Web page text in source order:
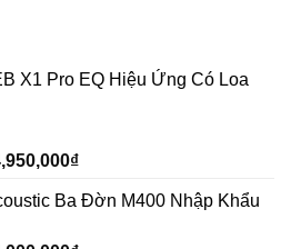
X1 Pro EQ Hiệu Ứng Có Loa
₫
Ba Đờn M400 Nhập Khẩu